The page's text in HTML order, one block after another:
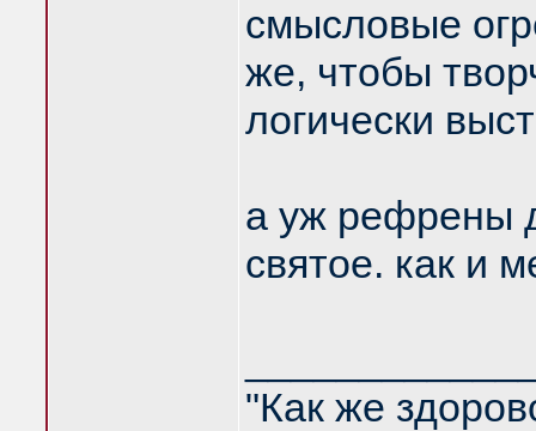
смысловые
же, чтобы
логически
а уж рефрены
святое. как и
"Как же